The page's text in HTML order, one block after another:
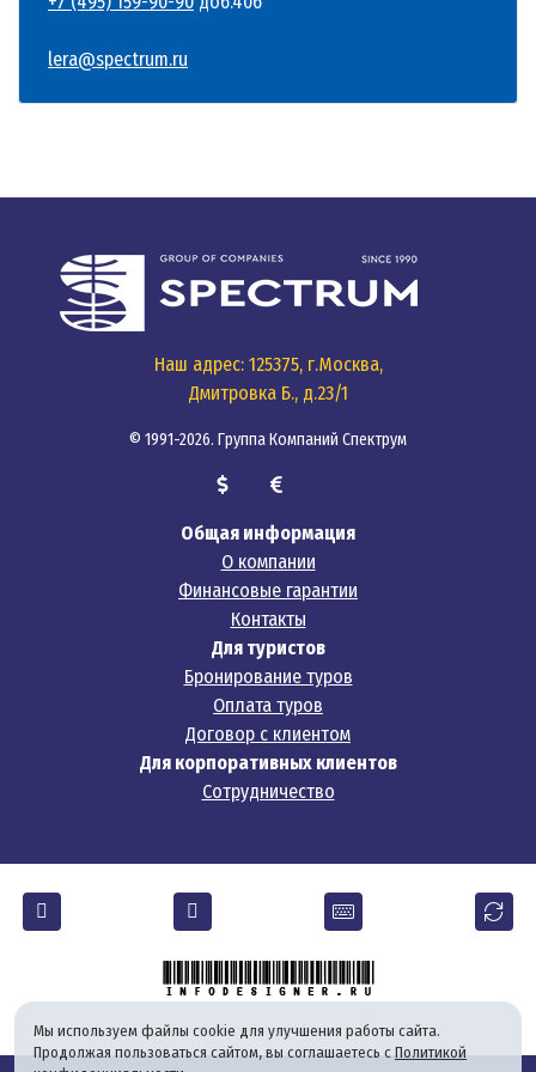
Таможенные правила
Личных вещей в разумных количествах.
Запрещены к ввозу и вывозу
Наркотики и психотропные вещества (наказание –
Оружие без лицензии.
правилах въезда и пребывания...
Местные законы и правила поведения
Король и королевская семья находятся под особой
В храмах необходимо прикрывать плечи и колени.
Курение в общественных местах и на пляжах
Вождение скутера без прав может привести к штрафу
Таиланд – страна, способная удивить каждого туриста.
lera@spectrum.ru
Наш адрес: 125375, г.Москва,
Дмитровка Б., д.23/1
© 1991-2026. Группа Компаний Спектрум
Общая информация
О компании
Финансовые гарантии
Контакты
Для туристов
Бронирование туров
Оплата туров
Договор с клиентом
Для корпоративных клиентов
Сотрудничество
Мы используем файлы cookie для улучшения работы сайта.
Продолжая пользоваться сайтом, вы соглашаетесь с Политикой